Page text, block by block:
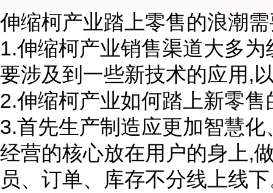
伸缩柯产业踏上零售的浪潮
1.伸缩柯产业销售渠道大多
要涉及到一些新技术的应用 ,
2.伸缩柯产业如何踏上新零售
3.首先生产制造应更加智慧
经营的核心放在用户的身上,
员、订单、库存不分线上线